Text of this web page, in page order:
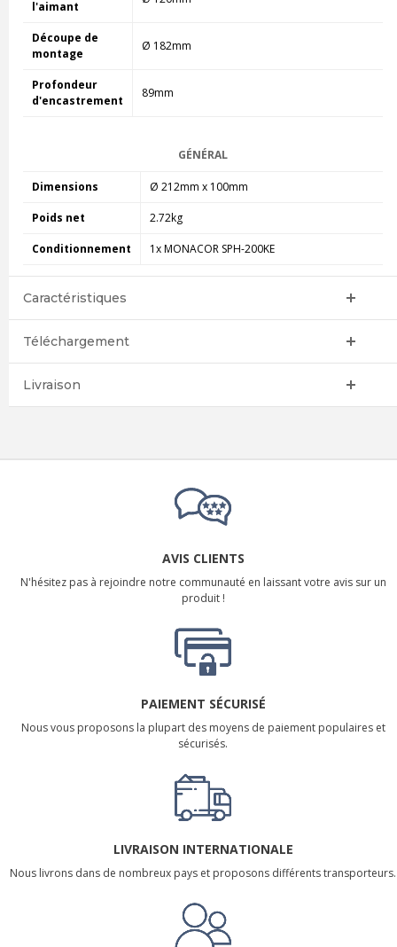
l'aimant
Découpe de
montage
Ø 182mm
Profondeur
d'encastrement
89mm
GÉNÉRAL
Dimensions Ø 212mm x 100mm
Poids net 2.72kg
Conditionnement 1x MONACOR SPH-200KE
Caractéristiques
Téléchargement
Livraison
AVIS CLIENTS
N'hésitez pas à rejoindre notre communauté en laissant votre avis sur un
produit !
PAIEMENT SÉCURISÉ
Nous vous proposons la plupart des moyens de paiement populaires et
sécurisés.
LIVRAISON INTERNATIONALE
Nous livrons dans de nombreux pays et proposons différents transporteurs.